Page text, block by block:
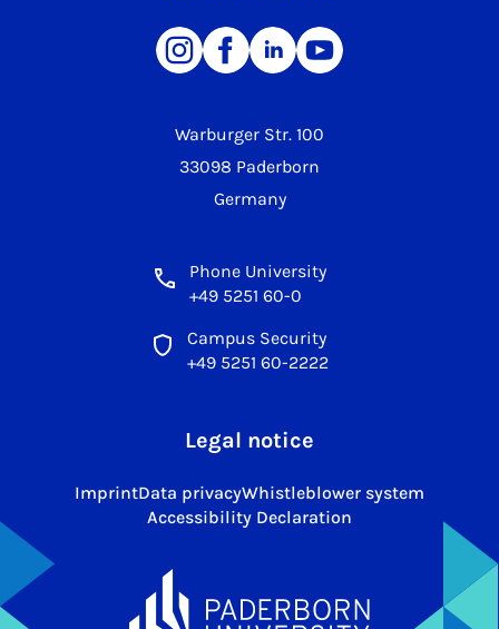
Warburger Str. 100
33098 Paderborn
Germany
Phone University
+49 5251 60-0
Campus Security
+49 5251 60-2222
Legal notice
ImprintData privacyWhistleblower system
Accessibility Declaration